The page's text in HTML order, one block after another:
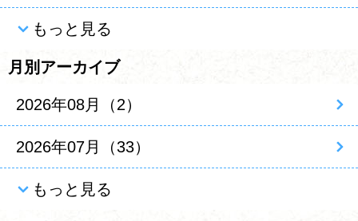
もっと見る
月別アーカイブ
2026年08月（2）
2026年07月（33）
もっと見る